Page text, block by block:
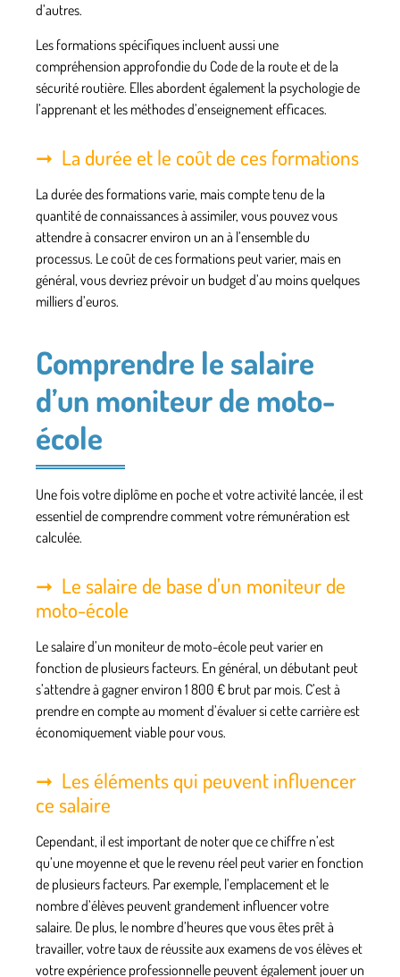
d’autres.
Les formations spécifiques incluent aussi une
compréhension approfondie du Code de la route et de la
sécurité routière. Elles abordent également la psychologie de
l’apprenant et les méthodes d’enseignement efficaces.
La durée et le coût de ces formations
La durée des formations varie, mais compte tenu de la
quantité de connaissances à assimiler, vous pouvez vous
attendre à consacrer environ un an à l’ensemble du
processus. Le coût de ces formations peut varier, mais en
général, vous devriez prévoir un budget d’au moins quelques
milliers d’euros.
Comprendre le salaire
d’un moniteur de moto-
école
Une fois votre diplôme en poche et votre activité lancée, il est
essentiel de comprendre comment votre rémunération est
calculée.
Le salaire de base d’un moniteur de
moto-école
Le salaire d’un moniteur de moto-école peut varier en
fonction de plusieurs facteurs. En général, un débutant peut
s’attendre à gagner environ 1 800 € brut par mois. C’est à
prendre en compte au moment d’évaluer si cette carrière est
économiquement viable pour vous.
Les éléments qui peuvent influencer
ce salaire
Cependant, il est important de noter que ce chiffre n’est
qu’une moyenne et que le revenu réel peut varier en fonction
de plusieurs facteurs. Par exemple, l’emplacement et le
nombre d’élèves peuvent grandement influencer votre
salaire. De plus, le nombre d’heures que vous êtes prêt à
travailler, votre taux de réussite aux examens de vos élèves et
votre expérience professionnelle peuvent également jouer un